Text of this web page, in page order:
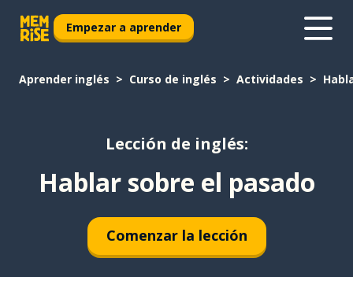
Empezar a aprender
Aprender inglés Curso de inglés Actividades
Lección de inglés:
Hablar sobre el pasado
Comenzar la lección